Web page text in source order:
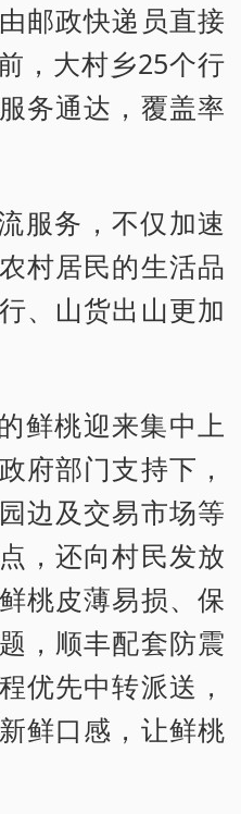
邮政快递员直接
，大村乡25个行
务通达，覆盖率
服务，不仅加速
村居民的生活品
、山货出山更加
鲜桃迎来集中上
府部门支持下，
边及交易市场等
，还向村民发放
桃皮薄易损、保
，顺丰配套防震
优先中转派送，
鲜口感，让鲜桃